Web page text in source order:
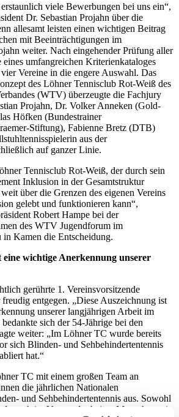
viele Bewerbungen bei uns ein“,
Dr. Sebastian Projahn über die
allesamt leisten einen wichtigen Beitrag
mit Beeinträchtigungen im
weiter. Nach eingehender Prüfung aller
umfangreichen Kriterienkataloges
Vereine in die engere Auswahl. Das
des Löhner Tennisclub Rot-Weiß des
(WTV) überzeugte die Fachjury
Projahn, Dr. Volker Anneken (Gold-
Höfken (Bundestrainer
Stiftung), Fabienne Bretz (DTB)
aus der
auf ganzer Linie.
Tennisclub Rot-Weiß, der durch sein
Inklusion in der Gesamtstruktur
über die Grenzen des eigenen Vereins
gelebt und funktionieren kann“,
Robert Hampe bei der
des WTV Jugendforum im
in Kamen die Entscheidung.
eine wichtige Anerkennung unserer
gerührte 1. Vereinsvorsitzende
entgegen. „Diese Auszeichnung ist
unserer langjährigen Arbeit im
sich der 54-Jährige bei den
weiter: „Im Löhner TC wurde bereits
sich Blinden- und Sehbehindertentennis
hat.“
TC mit einem großen Team an
die jährlichen Nationalen
und Sehbehindertentennis aus. Sowohl
auch im Vorstand arbeiten Menschen mit